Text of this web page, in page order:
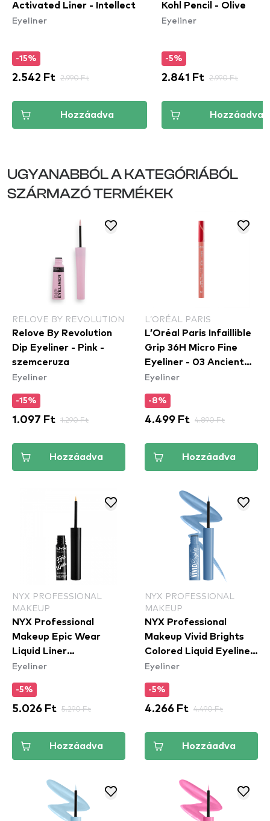
Activated Liner - Intellect
Eyeliner
-15%
2.542 Ft 2.990 Ft
Hozzáadva
Kohl Pencil - Olive
Eyeliner
-5%
2.841 Ft 2.990 Ft
Hozzáadva
UGYANABBÓL A KATEGÓRIÁBÓL
SZÁRMAZÓ TERMÉKEK
RELOVE BY REVOLUTION
Relove By Revolution
Dip Eyeliner - Pink -
szemceruza
Eyeliner
-15%
1.097 Ft 1.290 Ft
Hozzáadva
L’ORÉAL PARIS
L’Oréal Paris Infaillible
Grip 36H Micro Fine
Eyeliner​ - 03 Ancient
Rose
Eyeliner
-8%
4.499 Ft 4.890 Ft
Hozzáadva
NYX PROFESSIONAL
MAKEUP
NYX Professional
Makeup Epic Wear
Liquid Liner
Waterproof - Yellow -
Eyeliner
-5%
5.026 Ft 5.290 Ft
Hozzáadva
NYX PROFESSIONAL
MAKEUP
NYX Professional
Makeup Vivid Brights
Colored Liquid Eyeliner
- Cobalt Crush
tus
Eyeliner
-5%
4.266 Ft 4.490 Ft
Hozzáadva